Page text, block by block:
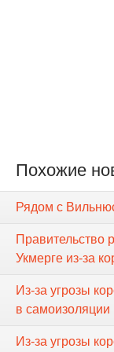
Похожие
Рядом с
Правительство
Укмерге из-за
Из-за угрозы
в самоизоляции
Из-за угрозы